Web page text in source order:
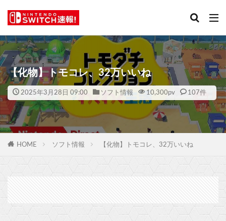
【化物】トモコレ、32万いいね
2025年3月28日 09:00 ソフト情報 10,300pv 107件
HOME ソフト情報 【化物】トモコレ、32万いいね